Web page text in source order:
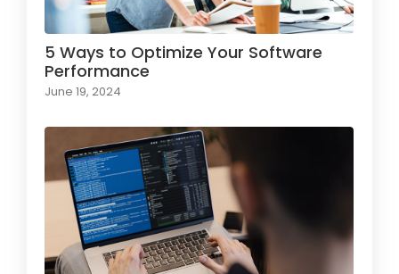
5 Ways to Optimize Your Software
Performance
June 19, 2024